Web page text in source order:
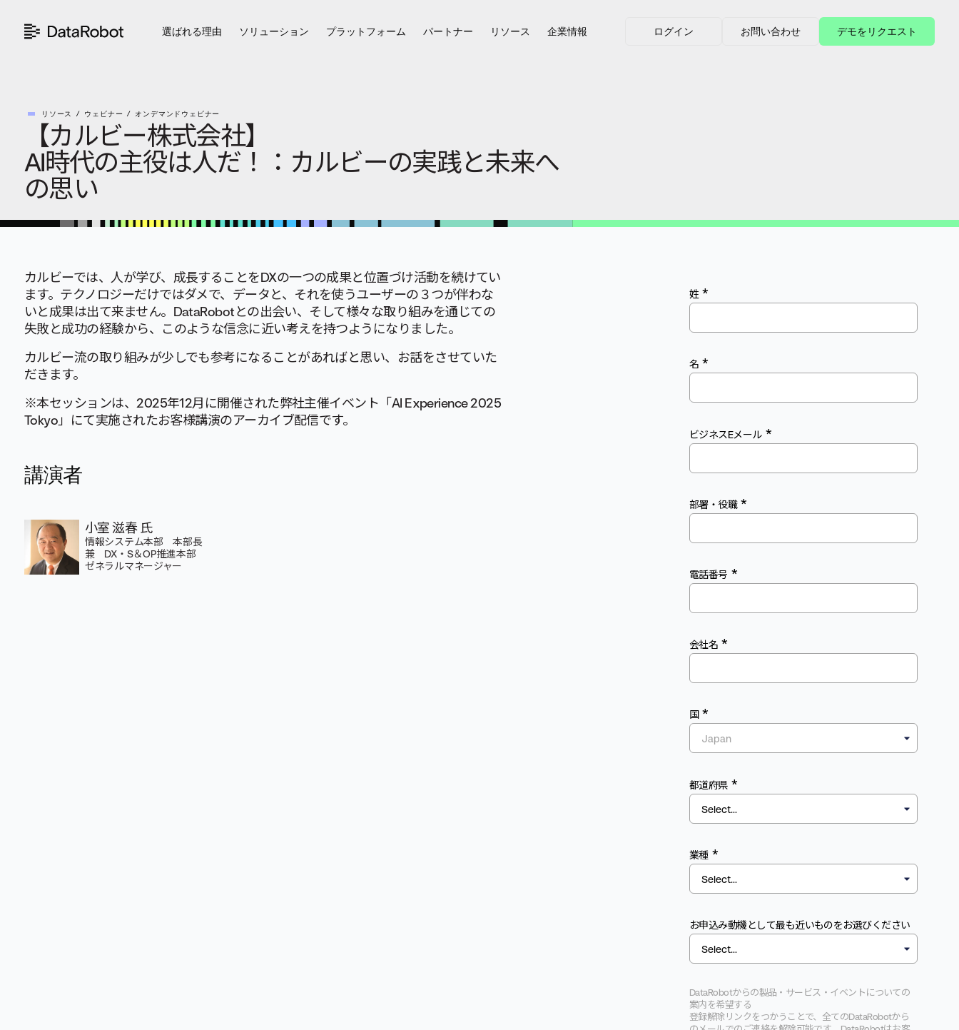
選ばれる理由 ソリューション プラットフォーム パートナー リソース 企業情報 ログイン お問い合わせ デモをリクエスト
リソース ウェビナー オンデマンドウェビナー
【カルビー株式会社】
AI時代の主役は人だ！：カルビーの実践と未来へ
の思い
カルビーでは、人が学び、成長することをDXの一つの成果と位置づけ活動を続けてい
ます。テクノロジーだけではダメで、データと、それを使うユーザーの３つが伴わな
いと成果は出て来ません。DataRobotとの出会い、そして様々な取り組みを通じての
失敗と成功の経験から、このような信念に近い考えを持つようになりました。
カルビー流の取り組みが少しでも参考になることがあればと思い、お話をさせていた
だきます。
※本セッションは、2025年12月に開催された弊社主催イベント「AI Experience 2025
Tokyo」にて実施されたお客様講演のアーカイブ配信です。
講演者
小室 滋春 氏
情報システム本部 本部長
兼 DX・S＆OP推進本部
ゼネラルマネージャー
*
姓
*
名
*
ビジネスEメール
*
部署・役職
*
電話番号
*
会社名
*
国
*
都道府県
*
業種
お申込み動機として最も近いものをお選びください
DataRobotからの製品・サービス・ イベントについての
案内を希望する
登録解除リンクをつかうことで、 全てのDataRobotから